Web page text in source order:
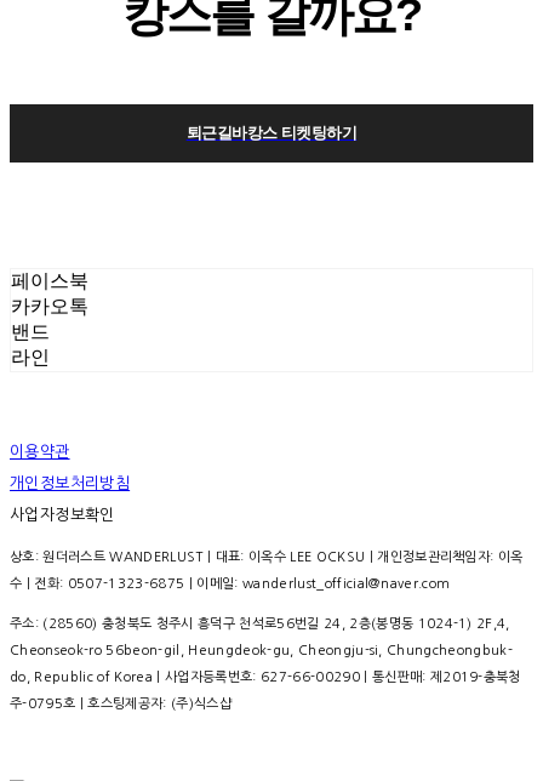
캉스를 갈까요?
퇴근길바캉스 티켓팅하기
페이스북
카카오톡
밴드
라인
이용약관
개인정보처리방침
사업자정보확인
상호: 원더러스트 WANDERLUST | 대표: 이옥수 LEE OCKSU | 개인정보관리책임자: 이옥
수 | 전화: 0507-1323-6875 | 이메일: wanderlust_official@naver.com
주소: (28560) 충청북도 청주시 흥덕구 천석로56번길 24, 2층(봉명동 1024-1) 2F,4,
Cheonseok-ro 56beon-gil, Heungdeok-gu, Cheongju-si, Chungcheongbuk-
do, Republic of Korea | 사업자등록번호: 627-66-00290| 통신판매: 제2019-충북청
주-0795호 | 호스팅제공자: (주)식스샵